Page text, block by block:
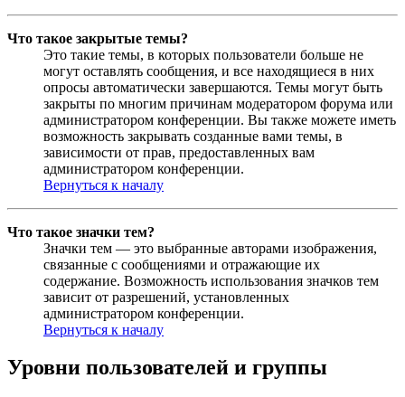
Что такое закрытые темы?
Это такие темы, в которых пользователи больше не
могут оставлять сообщения, и все находящиеся в них
опросы автоматически завершаются. Темы могут быть
закрыты по многим причинам модератором форума или
администратором конференции. Вы также можете иметь
возможность закрывать созданные вами темы, в
зависимости от прав, предоставленных вам
администратором конференции.
Вернуться к началу
Что такое значки тем?
Значки тем — это выбранные авторами изображения,
связанные с сообщениями и отражающие их
содержание. Возможность использования значков тем
зависит от разрешений, установленных
администратором конференции.
Вернуться к началу
Уровни пользователей и группы